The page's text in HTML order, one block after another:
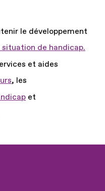
le développement
situation de handicap.
et aides
, les
et